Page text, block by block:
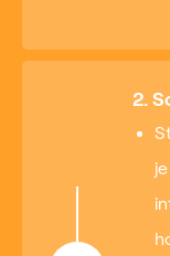
2.